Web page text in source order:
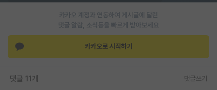
카카오 계정과 연동하여 게시글에 달린
댓글 알람, 소식등을 빠르게 받아보세요
카카오로 시작하기
댓글 11개 댓글쓰기